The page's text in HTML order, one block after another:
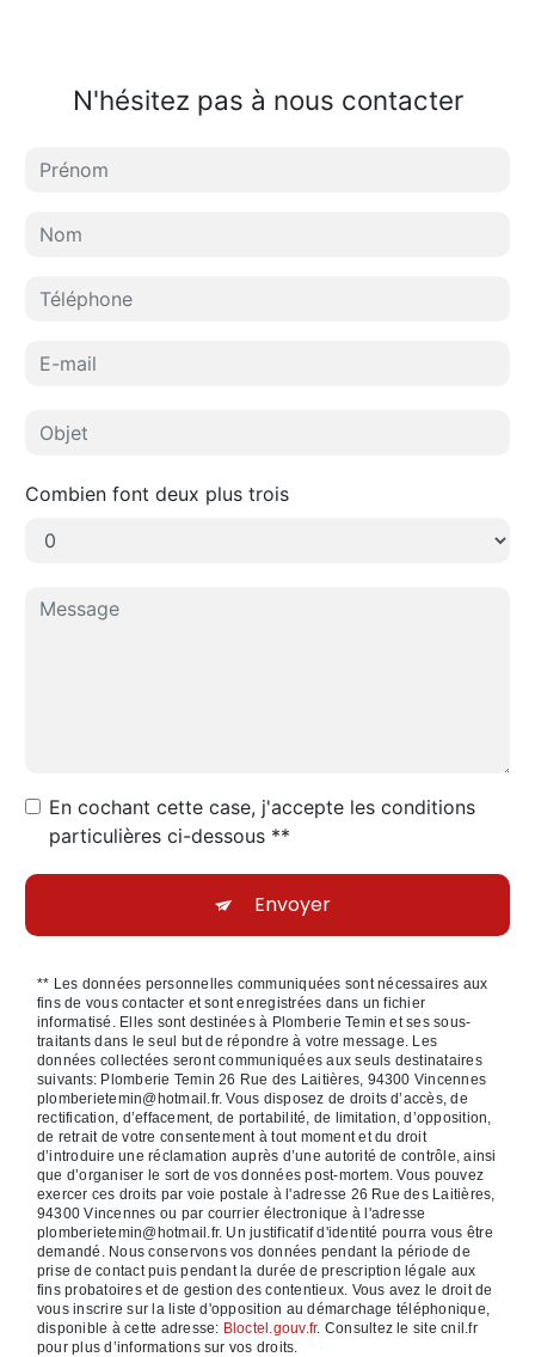
N'hésitez pas à nous contacter
Combien font deux plus trois
En cochant cette case, j'accepte les conditions
particulières ci-dessous **
Envoyer
** Les données personnelles communiquées sont nécessaires aux
fins de vous contacter et sont enregistrées dans un fichier
informatisé. Elles sont destinées à Plomberie Temin et ses sous-
traitants dans le seul but de répondre à votre message. Les
données collectées seront communiquées aux seuls destinataires
suivants: Plomberie Temin 26 Rue des Laitières, 94300 Vincennes
plomberietemin@hotmail.fr. Vous disposez de droits d’accès, de
rectification, d’effacement, de portabilité, de limitation, d’opposition,
de retrait de votre consentement à tout moment et du droit
d’introduire une réclamation auprès d’une autorité de contrôle, ainsi
que d’organiser le sort de vos données post-mortem. Vous pouvez
exercer ces droits par voie postale à l'adresse 26 Rue des Laitières,
94300 Vincennes ou par courrier électronique à l'adresse
plomberietemin@hotmail.fr. Un justificatif d'identité pourra vous être
demandé. Nous conservons vos données pendant la période de
prise de contact puis pendant la durée de prescription légale aux
fins probatoires et de gestion des contentieux. Vous avez le droit de
vous inscrire sur la liste d'opposition au démarchage téléphonique,
disponible à cette adresse: Bloctel.gouv.fr. Consultez le site cnil.fr
pour plus d’informations sur vos droits.